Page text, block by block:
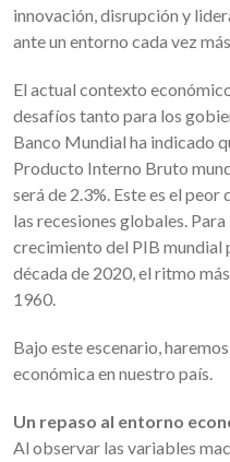
innovación, disrupción y
ante un entorno cada vez
El actual contexto
desafíos tanto para los
Banco Mundial ha indicado
Producto Interno Bruto
será de 2.3%. Este es el
las recesiones globales.
crecimiento del PIB mundial
década de 2020, el ritmo
1960.
Bajo este escenario,
económica en nuestro país.
Un repaso al entorno
Al observar las variables